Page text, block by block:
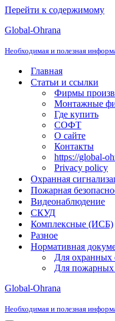
Перейти к содержимому
Global-Ohrana
Необходимая и полезная
Главная
Статьи и ссылки
Фирмы
Монтажные
Где купить
СОФТ
О сайте
Контакты
https://global-
Privacy policy
Охранная
Пожарная
Видеонаблюдение
СКУД
Комплексные (ИСБ)
Разное
Нормативная
Для охранных
Для пожарных
Global-Ohrana
Необходимая и полезная